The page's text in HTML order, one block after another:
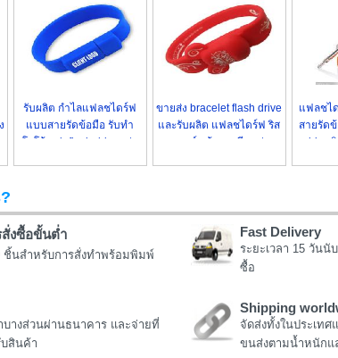
รับผลิต กำไลแฟลชไดร์ฟ
แบบสายรัดข้อมือ รับทำ
โลโก้ usb flash drive เท่ๆ
ขายส่ง bracelet flash drive
และรับผลิต แฟลชไดร์ฟ ริส
แบนด์ พร้อมสกรีน เท่ๆ
แฟลชไ
สายรัด
drive
งซื้อขั้นต่ำ
ชิ้นสำหรับการสั่งทำพร้อมพิมพ์
Fast Delivery
ระยะเวลา 15 วัน
ซื้อ
บางส่วนผ่านธนาคาร และจ่ายที่
สินค้า
Shipping
จัดส่งทั้งในประเทศ
ขนส่งตามน้ำหนักแ